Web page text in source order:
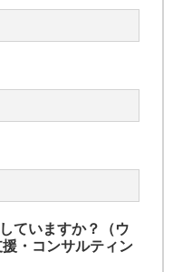
ていますか？（ウ
・コンサルティン